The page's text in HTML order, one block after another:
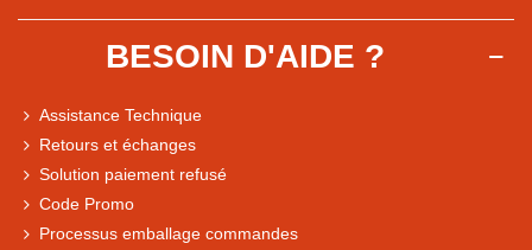
BESOIN D'AIDE ?
Assistance Technique
Retours et échanges
Solution paiement refusé
Code Promo
Processus emballage commandes